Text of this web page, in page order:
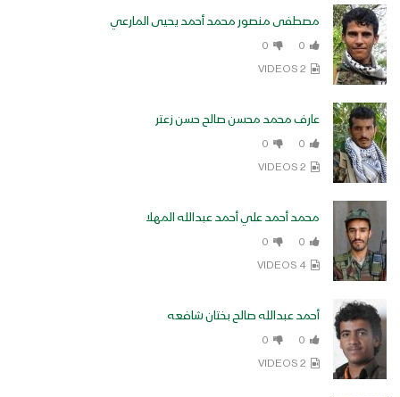
افتتاح متحف ومعرض صور شهداء حرس
الحدود – صعدة 17-11-2024م
افتتاح معرض شهداء المنطقة العسكرية
قيادات الدولة
القدس قبلة الشهداء – الإنتاج الفني
للإعلام الحربي 1446هـ
نشيد فضل الشهداء – أداء فرقة أنصار الله
1446هـ
مصطفى منصور محمد أحمد يحيى المارعي
0
0
2 VIDEOS
عارف محمد محسن صالح حسن زعتر
0
0
2 VIDEOS
محمد أحمد علي أحمد عبدالله المهلا
0
0
4 VIDEOS
أحمد عبدالله صالح بختان شافعه
0
0
2 VIDEOS